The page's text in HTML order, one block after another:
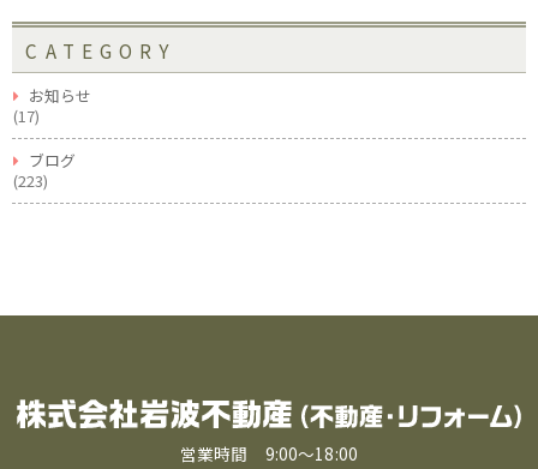
CATEGORY
お知らせ
(17)
ブログ
(223)
営業時間 9:00〜18:00